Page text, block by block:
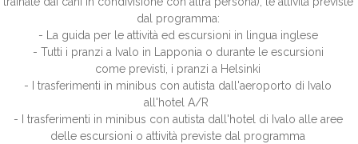
dal programma:
- La guida per le attività ed escursioni in lingua inglese
- Tutti i pranzi a Ivalo in Lapponia o durante le escursioni
come previsti, i pranzi a Helsinki
- I trasferimenti in minibus con autista dall'aeroporto di Ivalo
all'hotel A/R
- I trasferimenti in minibus con autista dall'hotel di Ivalo alle aree
delle escursioni o attività previste dal programma